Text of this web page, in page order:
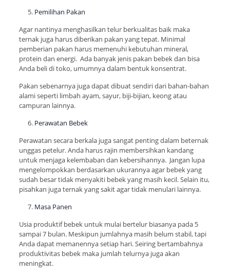
Pemilihan Pakan
Agar nantinya menghasilkan telur berkualitas baik maka
ternak juga harus diberikan pakan yang tepat. Minimal
pemberian pakan harus memenuhi kebutuhan mineral,
protein dan energi. Ada banyak jenis pakan bebek dan bisa
Anda beli di toko, umumnya dalam bentuk konsentrat.
Pakan sebenarnya juga dapat dibuat sendiri dari bahan-bahan
alami seperti limbah ayam, sayur, biji-bijian, keong atau
campuran lainnya.
Perawatan Bebek
Perawatan secara berkala juga sangat penting dalam beternak
unggas petelur. Anda harus rajin membersihkan kandang
untuk menjaga kelembaban dan kebersihannya. Jangan lupa
mengelompokkan berdasarkan ukurannya agar bebek yang
sudah besar tidak menyakiti bebek yang masih kecil. Selain itu,
pisahkan juga ternak yang sakit agar tidak menulari lainnya.
Masa Panen
Usia produktif bebek untuk mulai bertelur biasanya pada 5
sampai 7 bulan. Meskipun jumlahnya masih belum stabil, tapi
Anda dapat memanennya setiap hari. Seiring bertambahnya
produktivitas bebek maka jumlah telurnya juga akan
meningkat.